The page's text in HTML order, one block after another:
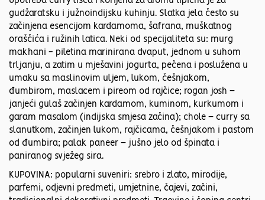
gudžaratsku i južnoindijsku kuhinju. Slatka jela često su
začinjena esencijom kardamoma, šafrana, muškatnog
oraščića i ružinih latica. Neki od specijaliteta su: murg
makhani - piletina marinirana dvaput, jednom u suhom
trljanju, a zatim u mješavini jogurta, pečena i poslužena u
umaku sa maslinovim uljem, lukom, češnjakom,
đumbirom, maslacem i pireom od rajčice; rogan josh –
janjeći gulaš začinjen kardamom, kuminom, kurkumom i
garam masalom (indijska smjesa začina); chole – curry sa
slanutkom, začinjen lukom, rajčicama, češnjakom i pastom
od đumbira; palak paneer – jušno jelo od špinata i
paniranog svježeg sira.
KUPOVINA: popularni suveniri: srebro i zlato, mirodije,
parfemi, odjevni predmeti, umjetnine, čajevi, začini,